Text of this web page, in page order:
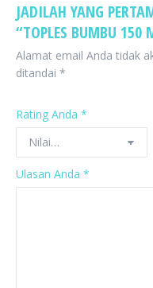
JADILAH YANG
“TOPLES BUMBU 150
Alamat email Anda tidak
ditandai *
Rating Anda *
Ulasan Anda *